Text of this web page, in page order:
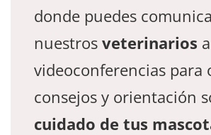
donde puedes
nuestrosveterinarios
videoconferencias para
consejos y orientación
cuidado de tus